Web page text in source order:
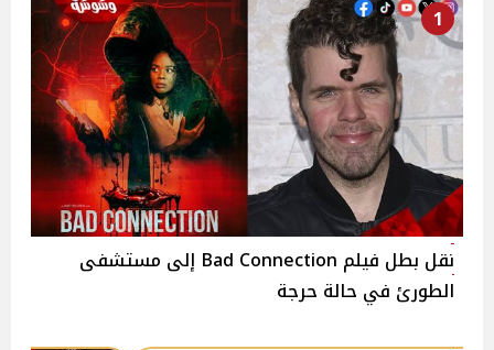
1
نقل بطل فيلم Bad Connection إلى مستشفى
الطورئ في حالة حرجة